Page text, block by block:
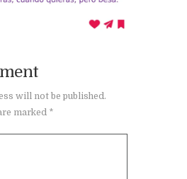
will not be published.
marked *